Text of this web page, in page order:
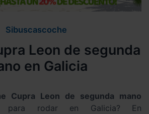
Sibuscascoche
Leon de segunda
en Galicia
Cupra Leon de segunda mano
rodar en Galicia? En